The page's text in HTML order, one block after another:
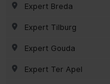
Expert Breda
Expert Tilburg
Expert Gouda
Expert Ter Apel